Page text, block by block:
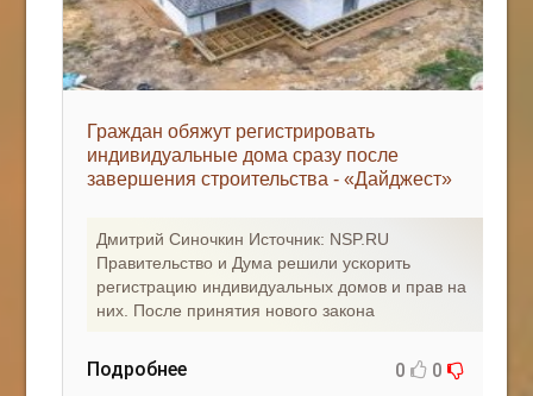
КАК С НАМИ СВЯЗАТЬСЯ
Edgarpo26@gmail.com
axin.ed@yandex.ru
Eltaro-Vrn.ru
Граждан обяжут регистрировать
индивидуальные дома сразу после
завершения строительства - «Дайджест»
Дмитрий Синочкин Источник: NSP.RU
Правительство и Дума решили ускорить
регистрацию индивидуальных домов и прав на
них. После принятия нового закона
Подробнее 0 0